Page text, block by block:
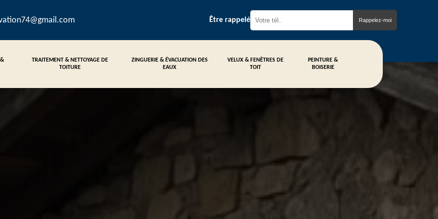
Être rappelé
TRAITEMENT & NETTOYAGE DE
TOITURE
ZINGUERIE & ÉVACUATION DES
EAUX
VELUX & FENÊTRES DE
TOIT
PEINTURE &
BOISERIE